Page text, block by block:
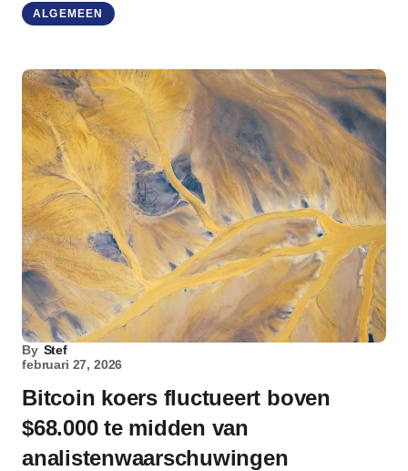
ALGEMEEN
By Stef
februari 27, 2026
Bitcoin koers fluctueert boven
$68.000 te midden van
analistenwaarschuwingen